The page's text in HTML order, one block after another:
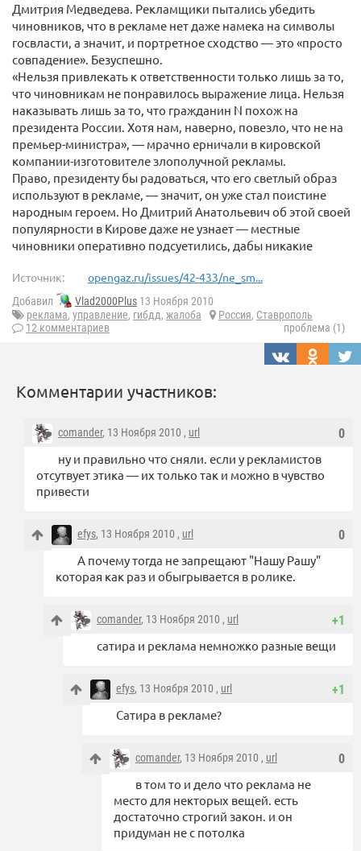
Дмитрия Медведева. Рекламщики пытались убедить
чиновников, что в рекламе нет даже намека на символы
госвласти, а значит, и портретное сходство — это «просто
совпадение». Безуспешно.
«Нельзя привлекать к ответственности только лишь за то,
что чиновникам не понравилось выражение лица. Нельзя
наказывать лишь за то, что гражданин N похож на
президента России. Хотя нам, наверно, повезло, что не на
премьер-министра», — мрачно ерничали в кировской
компании-изготовителе злополучной рекламы.
Право, президенту бы радоваться, что его светлый образ
используют в рекламе, — значит, он уже стал поистине
народным героем. Но Дмитрий Анатольевич об этой своей
популярности в Кирове даже не узнает — местные
чиновники оперативно подсуетились, дабы никакие
Источник: opengaz.ru/issues/42-433/ne_sm...
Добавил Vlad2000Plus 13 Ноября 2010
реклама, управление, гибдд, жалоба Россия, Ставрополь
12 комментариев
проблема (1)
Комментарии участников:
0
comander, 13 Ноября 2010 , url
ну и правильно что сняли. если у рекламистов
отсутвует этика — их только так и можно в чувство
привести
0
efys, 13 Ноября 2010 , url
А почему тогда не запрещают "Нашу Рашу"
которая как раз и обыгрывается в ролике.
+1
comander, 13 Ноября 2010 , url
сатира и реклама немножко разные вещи
+1
efys, 13 Ноября 2010 , url
Сатира в рекламе?
0
comander, 13 Ноября 2010 , url
в том то и дело что реклама не
место для некторых вещей. есть
достаточно строгий закон. и он
придуман не с потолка